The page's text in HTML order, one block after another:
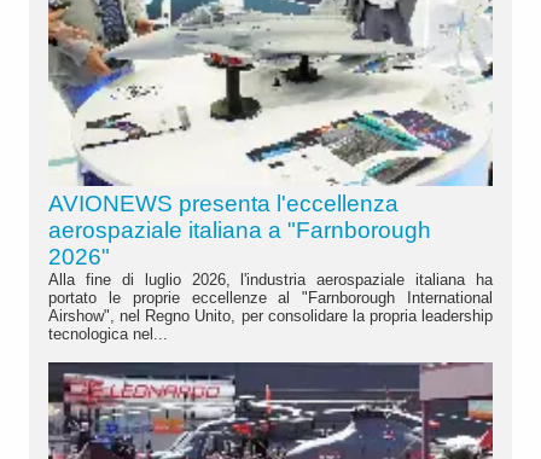
AVIONEWS presenta l'eccellenza
aerospaziale italiana a "Farnborough
2026"
Alla fine di luglio 2026, l'industria aerospaziale italiana ha
portato le proprie eccellenze al "Farnborough International
Airshow", nel Regno Unito, per consolidare la propria leadership
tecnologica nel...